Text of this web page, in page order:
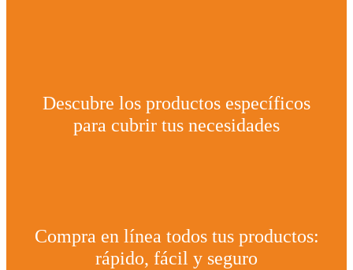
Descubre los productos específicos
para cubrir tus necesidades
Compra en línea todos tus productos:
rápido, fácil y seguro